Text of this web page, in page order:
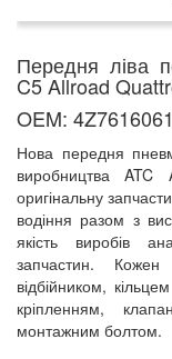
Передня ліва
C5 Allroad
OEM:
Нова передня
виробництва ATC
оригінальну
водіння разом з
якість виробів
запчастин. Кожен
відбійником,
кріпленням,
монтажним болтом.